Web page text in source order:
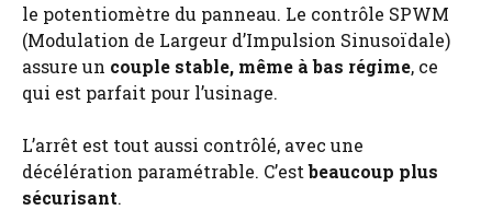
le potentiomètre du panneau. Le contrôle SPWM
(Modulation de Largeur d’Impulsion Sinusoïdale)
assure un couple stable, même à bas régime, ce
qui est parfait pour l’usinage.
L’arrêt est tout aussi contrôlé, avec une
décélération paramétrable. C’estbeaucoup plus
sécurisant.